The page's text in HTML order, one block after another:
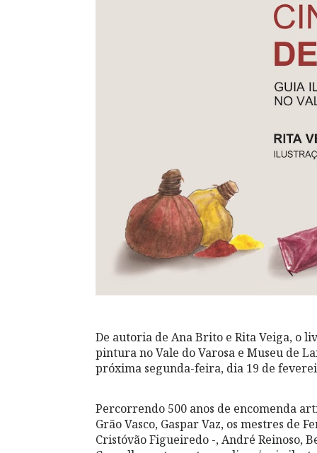
De autoria de Ana Brito e Rita Veiga, o
pintura no Vale do Varosa e Museu de
próxima segunda-feira, dia 19 de
Percorrendo 500 anos de encomenda
Grão Vasco, Gaspar Vaz, os mestres de
Cristóvão Figueiredo -, André Reinoso,